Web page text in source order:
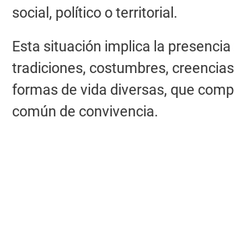
social, político o territorial.
Esta situación implica la
tradiciones, costumbres,
formas de vida diversas, que
común de convivencia.